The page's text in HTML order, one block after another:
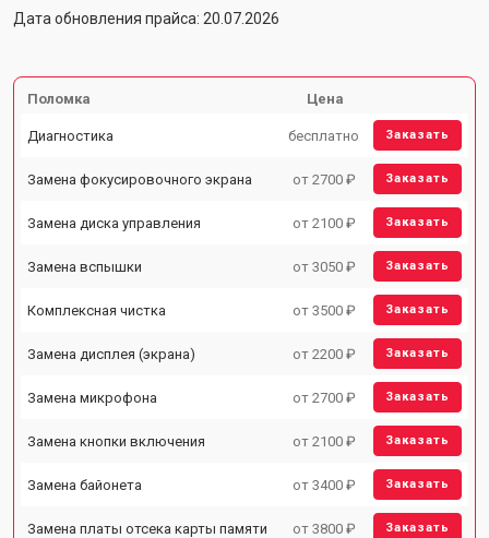
Дата обновления прайса: 20.07.2026
Поломка Цена
Диагностика бесплатно Заказать
Замена фокусировочного экрана от 2700 ₽ Заказать
Замена диска управления от 2100 ₽ Заказать
Замена вспышки от 3050 ₽ Заказать
Комплексная чистка от 3500 ₽ Заказать
Замена дисплея (экрана) от 2200 ₽ Заказать
Замена микрофона от 2700 ₽ Заказать
Замена кнопки включения от 2100 ₽ Заказать
Замена байонета от 3400 ₽ Заказать
Замена платы отсека карты памяти от 3800 ₽ Заказать